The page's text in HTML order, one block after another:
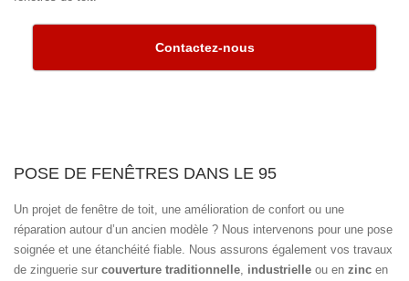
Contactez-nous
POSE DE FENÊTRES DANS LE 95
Un projet de fenêtre de toit, une amélioration de confort ou une
réparation autour d’un ancien modèle ? Nous intervenons pour une pose
soignée et une étanchéité fiable. Nous assurons également vos travaux
de zinguerie sur couverture traditionnelle industrielle ou en zinc en